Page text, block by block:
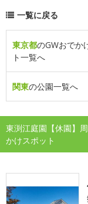
一覧に戻る
東京都のGWおでか
ト一覧へ
関東の公園一覧へ
東渕江庭園【休園】
かけスポット